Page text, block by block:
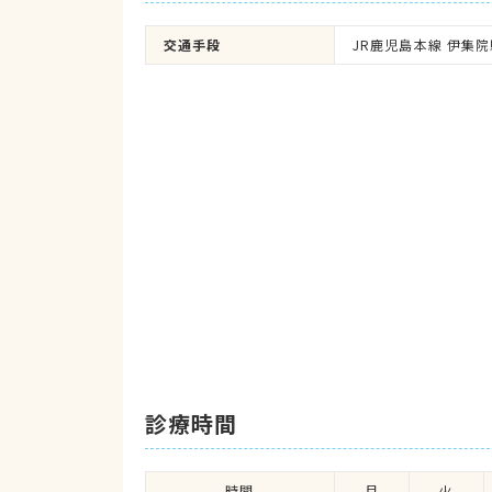
交通手段 JR鹿児島本線 伊集院
診療時間